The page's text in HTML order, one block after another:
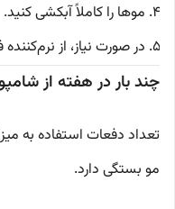
موها را کاملاً آبکشی کنید.
در صورت نیاز، از
چند بار در هفته از
تعداد دفعات استفاده به
مو بستگی دارد.